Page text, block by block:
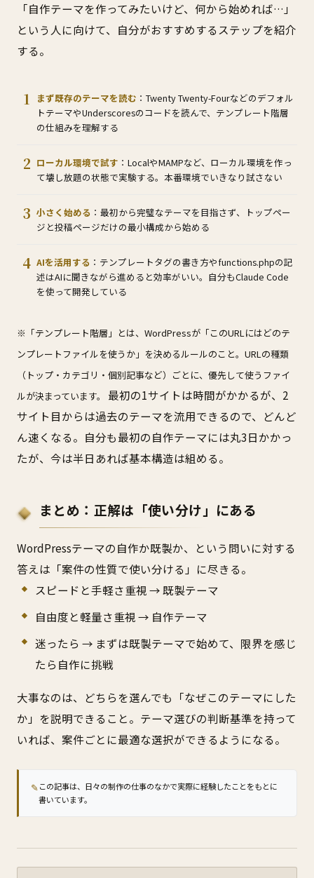
「自作テーマを作ってみたいけど、何から始めれば…」
という人に向けて、自分がおすすめするステップを紹介
する。
まず既存のテーマを読む ：Twenty Twenty-Fourなどのデフォル
トテーマやUnderscoresのコードを読んで、テンプレート階層
の仕組みを理解する
ローカル環境で試す ：LocalやMAMPなど、ローカル環境を作っ
て壊し放題の状態で実験する。本番環境でいきなり試さない
小さく始める ：最初から完璧なテーマを目指さず、トップペー
ジと投稿ページだけの最小構成から始める
AIを活用する ：テンプレートタグの書き方やfunctions.phpの記
述はAIに聞きながら進めると効率がいい。自分もClaude Code
を使って開発している
※「テンプレート階層」とは、WordPressが「このURLにはどのテ
ンプレートファイルを使うか」を決めるルールのこと。URLの種類
（トップ・カテゴリ・個別記事など）ごとに、優先して使うファイ
ルが決まっています。
最初の1サイトは時間がかかるが、2
サイト目からは過去のテーマを流用できるので、どんど
ん速くなる。自分も最初の自作テーマには丸3日かかっ
たが、今は半日あれば基本構造は組める。
まとめ：正解は「使い分け」にある
WordPressテーマの自作か既製か、という問いに対する
答えは「案件の性質で使い分ける」に尽きる。
スピードと手軽さ重視 → 既製テーマ
自由度と軽量さ重視 → 自作テーマ
迷ったら → まずは既製テーマで始めて、限界を感じ
たら自作に挑戦
大事なのは、どちらを選んでも「なぜこのテーマにした
か」を説明できること。テーマ選びの判断基準を持って
いれば、案件ごとに最適な選択ができるようになる。
✎この記事は、日々の制作の仕事のなかで実際に経験したことをもとに
書いています。